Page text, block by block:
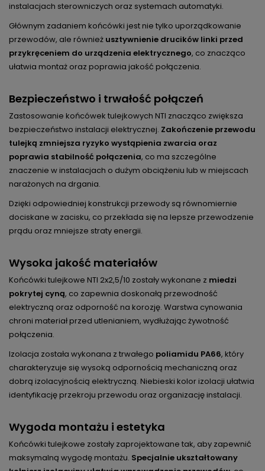
instalacjach sterowniczych oraz systemach automatyki.
Głównym zadaniem końcówki jest nie tylko uporządkowanie
przewodów, ale również usztywnienie drucików linki przed
przykręceniem do urządzenia elektrycznego, co znacząco
ułatwia montaż oraz poprawia jakość połączenia.
Bezpieczeństwo i trwałość połączeń
Zastosowanie końcówek tulejkowych NTI znacząco zwiększa
bezpieczeństwo instalacji elektrycznej. Zakończenie przewodu
tulejką zmniejsza ryzyko wystąpienia zwarcia oraz
poprawia stabilność połączenia, co ma szczególne
znaczenie w instalacjach o dużym obciążeniu lub w miejscach
narażonych na drgania.
Dzięki odpowiedniej konstrukcji przewody są równomiernie
dociskane w zacisku, co przekłada się na lepsze przewodzenie
prądu oraz mniejsze straty energii.
Wysoka jakość materiałów
Końcówki tulejkowe NTI 2x2,5/10 zostały wykonane z miedzi
pokrytej cyną, co zapewnia doskonałą przewodność
elektryczną oraz odporność na korozję. Warstwa cynowania
chroni materiał przed utlenianiem, wydłużając żywotność
połączenia.
Izolacja została wykonana z trwałego poliamidu PA66, który
charakteryzuje się wysoką odpornością mechaniczną oraz
dobrą izolacyjnością elektryczną. Niebieski kolor izolacji ułatwia
identyfikację przekroju przewodu oraz organizację instalacji.
Wygoda montażu i estetyka
Końcówki tulejkowe zostały zaprojektowane tak, aby zapewnić
maksymalną wygodę montażu. Specjalnie ukształtowany